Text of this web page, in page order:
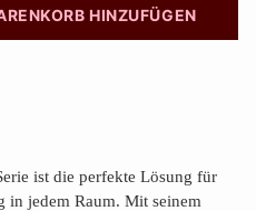
HINZUFÜGEN
ist die perfekte Lösung für
in jedem Raum. Mit seinem